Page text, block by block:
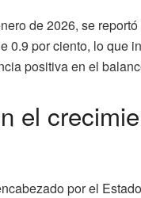
de 2026, se
0.9 por ciento, lo que
positiva en el
el
por el